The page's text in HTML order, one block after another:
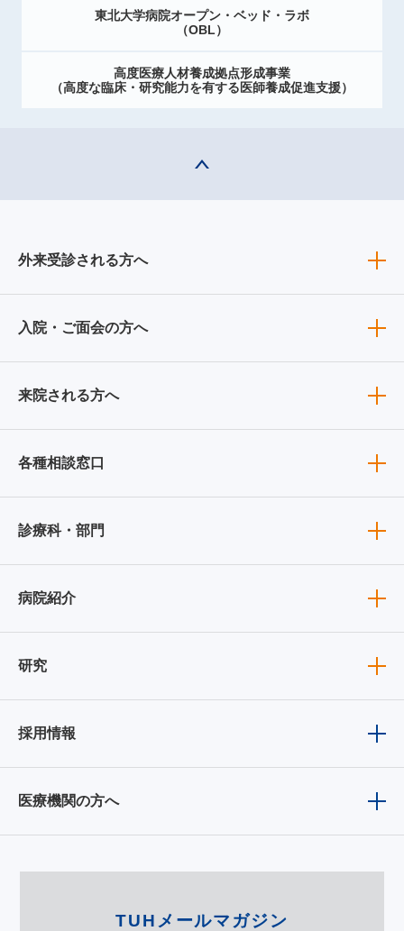
東北大学病院オープン・ベッド・ラボ
（OBL）
高度医療人材養成拠点形成事業
（高度な臨床・研究能力を有する医師養成促進支援）
外来受診される方へ
入院・ご面会の方へ
来院される方へ
各種相談窓口
診療科・部門
病院紹介
研究
採用情報
医療機関の方へ
TUHメールマガジン